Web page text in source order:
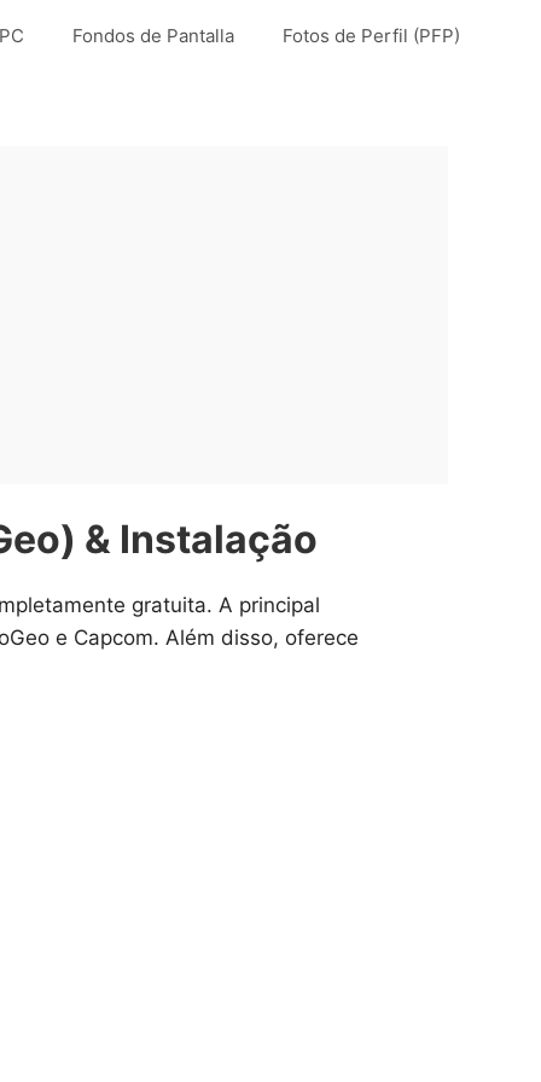
Fondos de Pantalla Fotos de Perfil (PFP)
& Instalação
gratuita. A principal
e Capcom. Além disso, oferece